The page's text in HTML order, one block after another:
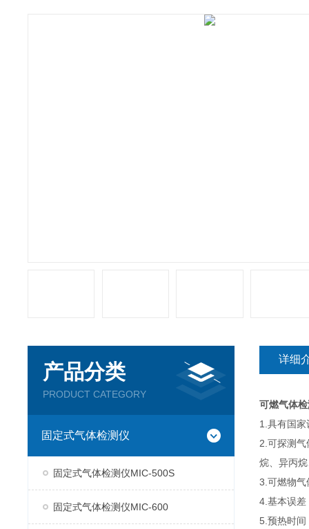
产品分类
PRODUCT CATEGORY
固定式气体检测仪
固定式气体检测仪MIC-500S
固定式气体检测仪MIC-600
详细
可燃气体
1.具有国
2.可探测
烷、异丙
3.可燃物
4.基本误差
5.预热时间